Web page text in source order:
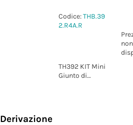
Codice:THB.39
2.R4A.R
non
TH392 KIT Mini
Giunto di